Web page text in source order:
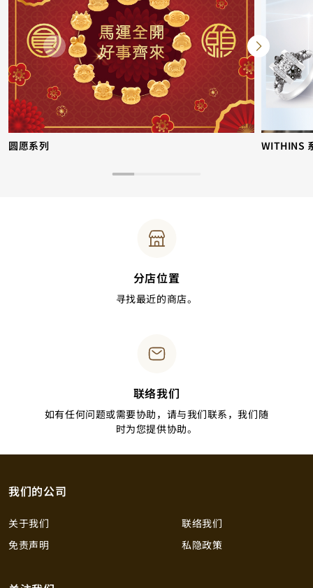
圆愿系列 WITHINS
分店位置
寻找最近的商店。
联络我们
如有任何问题或需要协助，请与我们联系，我们随
时为您提供协助。
我们的公司
关于我们
联络我们
免责声明
私隐政策